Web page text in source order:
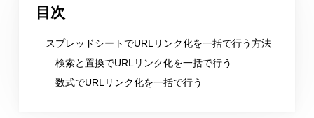
目次
スプレッドシートでURLリンク化を一括で行う方法
検索と置換でURLリンク化を一括で行う
数式でURLリンク化を一括で行う